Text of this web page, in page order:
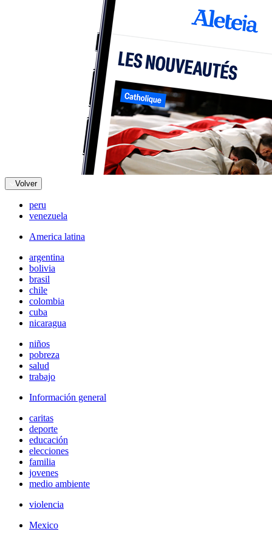
Volver
peru
venezuela
America latina
argentina
bolivia
brasil
chile
colombia
cuba
nicaragua
niños
pobreza
salud
trabajo
Información general
caritas
deporte
educación
elecciones
familia
jovenes
medio ambiente
violencia
Mexico